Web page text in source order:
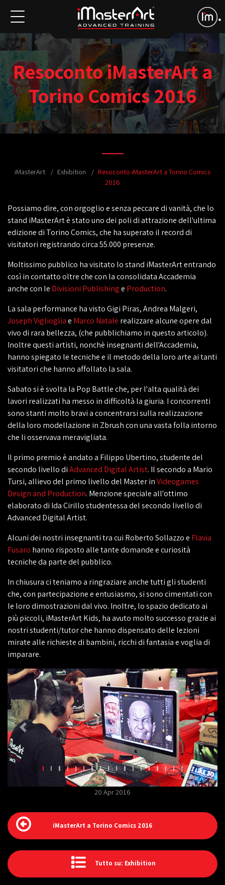
Resoconto iMasterArt a
Torino Comics 2016
iMasterArt Exhibition
Resoconto iMasterArt a Torino Comics
2016
Possiamo dire, con orgoglio e senza peccare di vanità, che lo
stand iMasterArt è stato uno dei poli di attrazione dell'ultima
edizione di Torino Comics, che ha superato il record di
visitatori registrando circa 55.000 presenze.
Moltissimo pubblico ha visitato lo stand iMasterArt entrando
così in contatto oltre che con la consolidata Accademia
anche con le Divisioni Publishinge Production.
La sala performance ha visto Gigi Piras, Andrea Malgeri,
Joseph Vigliogliae Marco Natale realizzare alcune opere dal
vivo di rara bellezza, (che pubblichiamo in questo articolo).
Inoltre questi artisti, nonchè insegnanti dell'Accademia,
hanno spiegato le tecniche e il metodo della loro arte ai tanti
visitatori che hanno affollato la sala.
Sabato si è svolta la Pop Battle che, per l'alta qualità dei
lavori realizzati ha messo in difficoltà la giuria. I concorrenti
sono stanti molto bravi a concentrarsi sulla realizzazione
della loro modellazione in Zbrush con una vasta folla intorno
che li osservava meravigliata.
Il primo premio è andato a Filippo Ubertino, studente del
secondo livello diAdvanced Digital Artist. Il secondo a Mario
Tursi, allievo del primo livello del Master inVideogames
Design and Production. Menzione speciale all'ottimo
elaborato di Ida Cirillo studentessa del secondo livello di
Advanced Digital Artist.
Alcuni dei nostri insegnanti tra cui Roberto Sollazzo e Flavia
Fusaro hanno risposto alle tante domande e curiosità
tecniche da parte del pubblico.
In chiusura ci teniamo a ringraziare anche tutti gli studenti
che, con partecipazione e entusiasmo, si sono cimentati con
le loro dimostrazioni dal vivo. Inoltre, lo spazio dedicato ai
più piccoli, iMasterArt Kids, ha avuto molto successo grazie ai
nostri studenti/tutor che hanno dispensato delle lezioni
mirate alle richieste di bambini, ricchi di fantasia e voglia di
imparare.
20 Apr 2016
iMasterArt a Torino Comics 2016
Tutto su: Exhibition